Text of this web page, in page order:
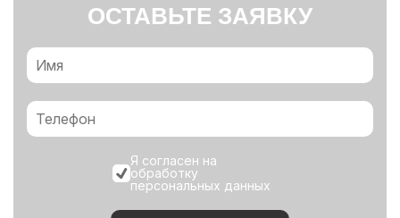
ОСТАВЬТЕ ЗАЯВКУ
Я согласен на
обработку
персональных данных